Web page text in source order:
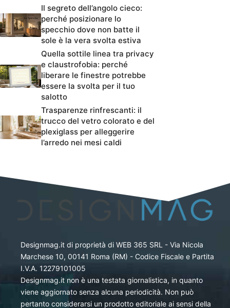
Il segreto dell’angolo cieco:
perché posizionare lo
specchio dove non batte il
sole è la vera svolta estiva
Quella sottile linea tra privacy
e claustrofobia: perché
liberare le finestre potrebbe
essere la svolta per il tuo
salotto
Trasparenze rinfrescanti: il
trucco del vetro colorato e del
plexiglass per alleggerire
l’arredo nei mesi caldi
Designmag.it di proprietà di WEB 365 SRL - Via Nicola
Marchese 10, 00141 Roma (RM) - Codice Fiscale e Partita
I.V.A. 12279101005
Designmag.it non è una testata giornalistica, in quanto
viene aggiornato senza alcuna periodicità. Non può
pertanto considerarsi un prodotto editoriale ai sensi della